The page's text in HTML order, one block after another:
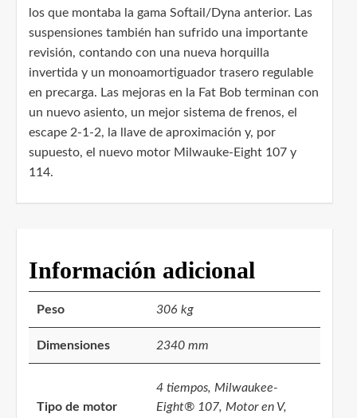
los que montaba la gama Softail/Dyna anterior. Las
suspensiones también han sufrido una importante
revisión, contando con una nueva horquilla
invertida y un monoamortiguador trasero regulable
en precarga. Las mejoras en la Fat Bob terminan con
un nuevo asiento, un mejor sistema de frenos, el
escape 2-1-2, la llave de aproximación y, por
supuesto, el nuevo motor Milwauke-Eight 107 y
114.
Información adicional
Peso 306 kg
Dimensiones 2340 mm
Tipo de motor
4 tiempos, Milwaukee-
Eight® 107, Motor en V,